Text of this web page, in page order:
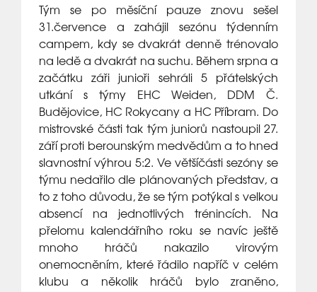
Tým se po měsíční pauze znovu sešel
31.července a zahájil sezónu týdenním
campem, kdy se dvakrát denně trénovalo
na ledě a dvakrát na suchu. Během srpna a
začátku záři junioři sehráli 5 přátelských
utkání s týmy EHC Weiden, DDM Č.
Budějovice, HC Rokycany a HC Příbram. Do
mistrovské části tak tým juniorů nastoupil 27.
září proti berounským medvědům a to hned
slavnostní výhrou 5:2. Ve většíčásti sezóny se
týmu nedařilo dle plánovaných představ, a
to z toho důvodu, že se tým potýkal s velkou
absencí na jednotlivých trénincích. Na
přelomu kalendářního roku se navíc ještě
mnoho hráčů nakazilo virovým
onemocněním, které řádilo napříč v celém
klubu a několik hráčů bylo zraněno,